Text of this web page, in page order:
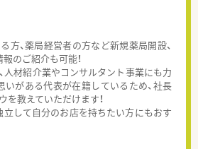
、薬局経営者の方など新規薬局開設、
のご紹介も可能！
人材紹介業やコンサルタント事業にも力
いがある代表が在籍しているため、社長
を教えていただけます！
立して自分のお店を持ちたい方にもおす